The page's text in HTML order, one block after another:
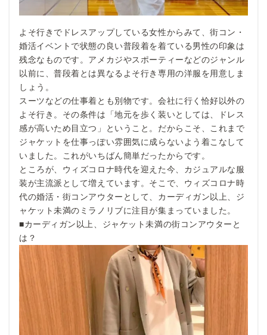
よそ行きでドレスアップしている女性からみて、街コン・
婚活イベントで状態の良い普段着を着ている男性の印象は
残念なものです。アメカジやスポーティーなどのジャンル
以前に、普段着とは異なるよそ行き専用の洋服を用意しま
しょう。
スーツなどの仕事着とも別物です。会社に行く恰好以外の
よそ行き。その条件は「地元を歩く装いとしては、ドレス
感が高いため目立つ」ということ。だからこそ、これまで
ジャケットを仕事っぽい雰囲気に成らないよう着こなして
いました。これがいちばん簡単だったからです。
ところが、ウィズコロナ時代を迎えた今、カジュアルな服
装が主流派として増えています。そこで、ウィズコロナ時
代の婚活・街コンアウターとして、カーディガン以上、ジ
ャケット未満のミラノリブに注目が集まっていました。
■カーディガン以上、ジャケット未満の街コンアウターと
は？